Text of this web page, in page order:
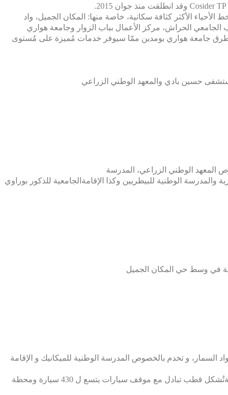
Cosider TP وقد انطلقت منذ جوان 2015.
هذا الخط الأحياء الأكثر كثافة سكانية، خاصة منها: المكان الجميل، واد
القطب الجامعي الحراش، مركز الأعمال بباب الزوار وجامعة هواري
طرق جامعة هواري بومدين ممّا سيوفر خدمات مُميزة على مُستوى
حسين بادي والمعهد الوطني الزراعي
المعهد الوطني الزراعي، المدرسة
والمدرسة الوطنية للبيطريين وكذا الإقامةالجامعية للذكور بوراوي
في وسط حي المكان الجميل
السمار، و تخدم بالخصوص المدرسة الوطنية للميكانيك و الإقامة
التي لازالت في طور الإنجاز، هذه المحطةتُشكل قطب تبادل مع موقف سيارات يتسع ل 430 سيارة ومحطة